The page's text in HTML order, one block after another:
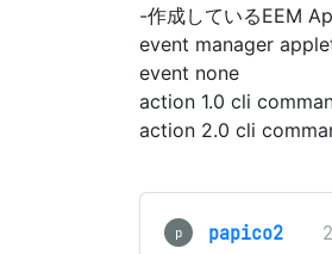
-作成しているEEM
event manager
event none
action 1.0 cli
action 2.0 cli
p papico2